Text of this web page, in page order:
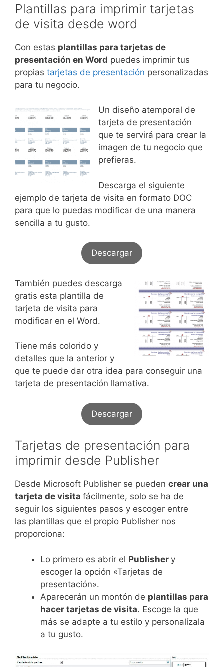
Plantillas para imprimir tarjetas
de visita desde word
Con estas plantillas para tarjetas de
presentación en Word puedes imprimir tus
propias tarjetas de presentación personalizadas
para tu negocio.
Un diseño atemporal de
tarjeta de presentación
que te servirá para crear la
imagen de tu negocio que
prefieras.
Descarga el siguiente
ejemplo de tarjeta de visita en formato DOC
para que lo puedas modificar de una manera
sencilla a tu gusto.
Descargar
También puedes descarga
gratis esta plantilla de
tarjeta de visita para
modificar en el Word.
Tiene más colorido y
detalles que la anterior y
que te puede dar otra idea para conseguir una
tarjeta de presentación llamativa.
Descargar
Tarjetas de presentación para
imprimir desde Publisher
Desde Microsoft Publisher se pueden crear una
tarjeta de visita fácilmente, solo se ha de
seguir los siguientes pasos y escoger entre
las plantillas que el propio Publisher nos
proporciona:
Lo primero es abrir el Publisher y
escoger la opción «Tarjetas de
presentación».
Aparecerán un montón de plantillas para
hacer tarjetas de visita. Escoge la que
más se adapte a tu estilo y personalízala
a tu gusto.